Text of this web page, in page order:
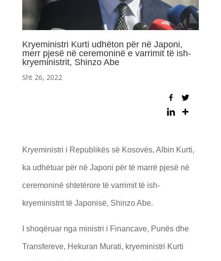
Kryeministri Kurti udhëton për në Japoni,
merr pjesë në ceremoninë e varrimit të ish-
kryeministrit, Shinzo Abe
Sht 26, 2022
Kryeministri i Republikës së Kosovës, Albin Kurti,
ka udhëtuar për në Japoni për të marrë pjesë në
ceremoninë shtetërore të varrimit të ish-
kryeministrit të Japonisë, Shinzo Abe.
I shoqëruar nga ministri i Financave, Punës dhe
Transfereve, Hekuran Murati, kryeministri Kurti